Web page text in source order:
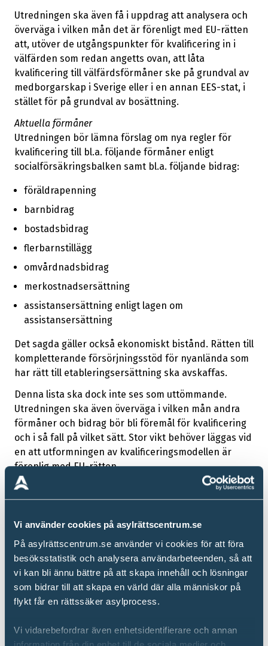
Vi använder cookies på asylrättscentrum.se
På asylrättscentrum.se använder vi cookies för att föra
besöksstatistik och analysera användarbeteenden, så att
vi kan bli ännu bättre på att skapa innehåll och lösningar
som bidrar till att skapa en värld där alla människor på
flykt får en rättssäker asylprocess.
Vi vidarebefordrar även enhetsidentifierare och annan
Utredningen ska även få i uppdrag att analysera och
överväga i vilken mån det är förenligt med EU-rätten
att, utöver de utgångspunkter för kvalificering in i
välfärden som redan angetts ovan, att låta
kvalificering till välfärdsförmåner ske på grundval av
medborgarskap i Sverige eller i en annan EES-stat, i
stället för på grundval av bosättning.
Aktuella förmåner
Utredningen bör lämna förslag om nya regler för
kvalificering till bl.a. följande förmåner enligt
socialförsäkringsbalken samt bl.a. följande bidrag:
föräldrapenning
barnbidrag
bostadsbidrag
flerbarnstillägg
omvårdnadsbidrag
merkostnadsersättning
assistansersättning enligt lagen om
assistansersättning
Det sagda gäller också ekonomiskt bistånd. Rätten till
kompletterande försörjningsstöd för nyanlända som
har rätt till etableringsersättning ska avskaffas.
Denna lista ska dock inte ses som uttömmande.
Utredningen ska även överväga i vilken mån andra
förmåner och bidrag bör bli föremål för kvalificering
och i så fall på vilket sätt. Stor vikt behöver läggas vid
en att utformningen av kvalificeringsmodellen är
förenlig med EU-rätten.
uppdrag
socialförsäkring och ekonomiskt bistånd och ta
ställning till på vilket sätt personer som kommer till
Sverige som nyanlända och icke-medborgare som
redan bor i Sverige ska kvalificera sig.
Den25 juli 2024 beslutaderegeringen om att
Begränsning av vidarebosättning till Sverige arrow_forward
Skärpta krav för medborgarskap
Återkalla uppehållstillstånd i fler fall arrow_forward
Skärpta kontroller av vandel i
utlänningsärenden
Skärpta villkor för anhöriginvandring arrow_forward
Översyn av incitamentsstrukturer för frivillig
återvandring
Åtgärder för minskade tilldragningsfaktorer
genom begränsade förmåner för icke-
Förhöjd straffskala och regelskärpningar mot
barnäktenskap, tvångsgifte, månggifte och
fullmaktsäktenskap
Fler utvisningar på grund av brott
Villkorat bistånd och diplomatiska åtgärder för
ökat återvändande
arrow_forward
Begränsa rätten till försörjningsstöd arrow_forward
Säkra bedömningar av uppehållstillstånd p.g.a.
studier
arrow_forward
Rättssäkerhet på migrationsområdet
Integrationspolitikens målstruktur arrow_forward
Samhällsintroduktion m.m.
Bosättning för nyanlända